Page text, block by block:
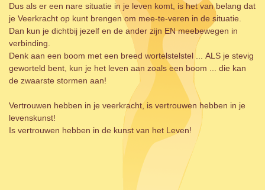
Dus als er een nare situatie in je leven komt, is het van belang dat
je Veerkracht op kunt brengen om mee-te-veren in de situatie.
Dan kun je dichtbij jezelf en de ander zijn EN meebewegen in
verbinding.
Denk aan een boom met een breed wortelstelstel ... ALS je stevig
geworteld bent, kun je het leven aan zoals een boom ... die kan
de zwaarste stormen aan!
Vertrouwen hebben in je veerkracht, is vertrouwen hebben in je
levenskunst!
Is vertrouwen hebben in de kunst van het Leven!